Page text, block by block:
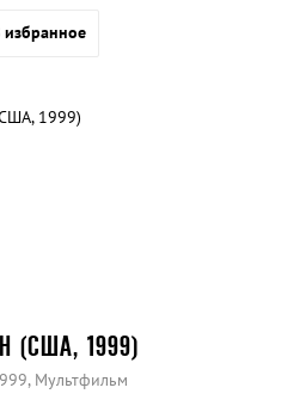
избранное
(США, 1999)
Мультфильм